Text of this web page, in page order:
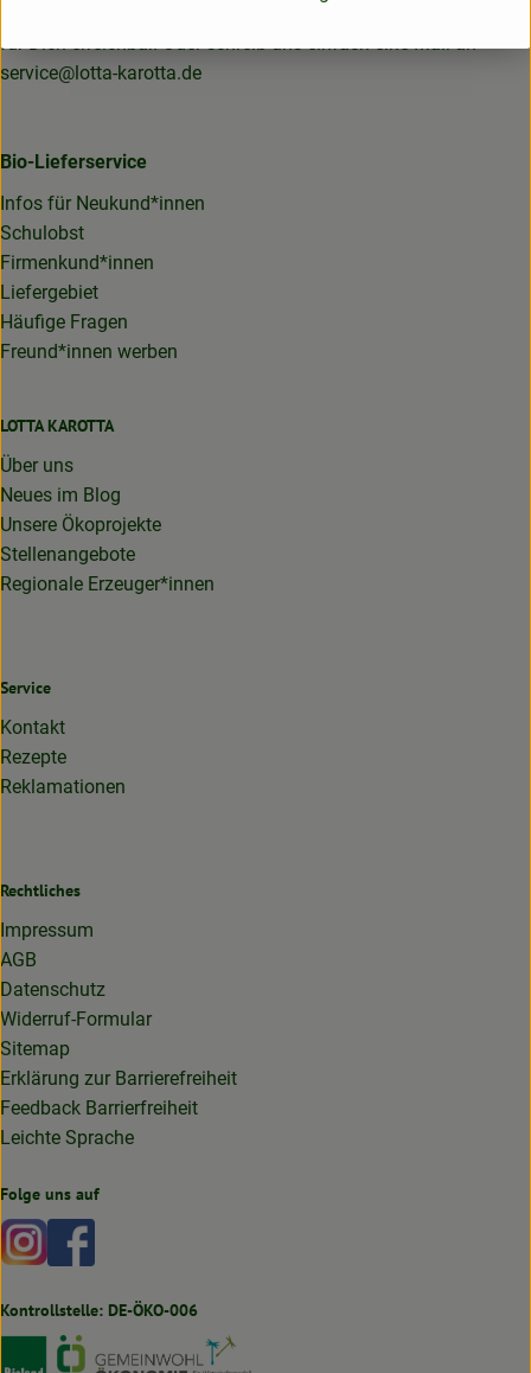
für Dich erreichbar. Oder schreib uns einfach eine Mail an
service@lotta-karotta.de
Bio-Lieferservice
Infos für Neukund*innen
Schulobst
Firmenkund*innen
Liefergebiet
Häufige Fragen
Freund*innen werben
LOTTA KAROTTA
Über uns
Neues im Blog
Unsere Ökoprojekte
Stellenangebote
Regionale Erzeuger*innen
Service
Kontakt
Rezepte
Reklamationen
Rechtliches
Impressum
AGB
Datenschutz
Widerruf-Formular
Sitemap
Erklärung zur Barrierefreiheit
Feedback Barrierfreiheit
Leichte Sprache
Folge uns auf
Externer Link zu https://www.instagram.com/
Kontrollstelle: DE-ÖKO-006
Externer Link zu https://www.bioland.de
Externer Link zu https://www.oekokiste.de